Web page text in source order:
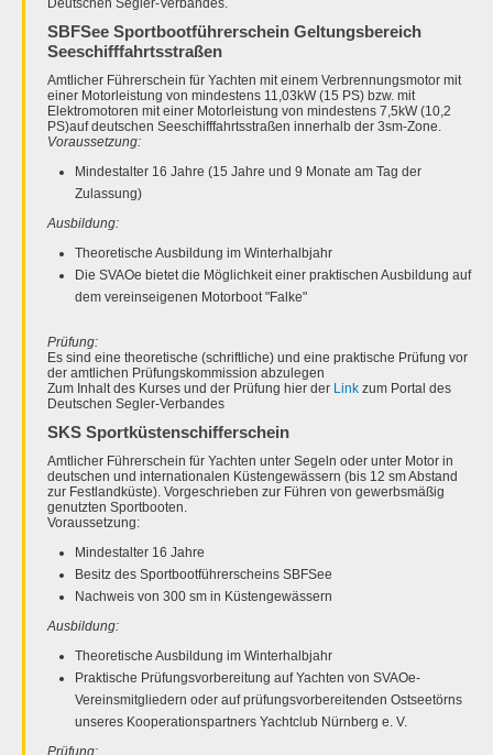
SBFSee Sportbootführerschein Geltungsbereich
Seeschifffahrtsstraßen
Amtlicher Führerschein für Yachten mit einem Verbrennungsmotor mit
einer Motorleistung von mindestens 11,03kW (15 PS) bzw. mit
Elektromotoren mit einer Motorleistung von mindestens 7,5kW (10,2
PS)auf deutschen Seeschifffahrtsstraßen innerhalb der 3sm-Zone.
Voraussetzung:
Mindestalter 16 Jahre (15 Jahre und 9 Monate am Tag der
Zulassung)
Ausbildung:
Theoretische Ausbildung im Winterhalbjahr
Die SVAOe bietet die Möglichkeit einer praktischen Ausbildung auf
dem vereinseigenen Motorboot "Falke"
Prüfung:
Es sind eine theoretische (schriftliche) und eine praktische Prüfung vor
der amtlichen Prüfungskommission abzulegen
Zum Inhalt des Kurses und der Prüfung hier der Link zum Portal des
Deutschen Segler-Verbandes
SKS Sportküstenschifferschein
Amtlicher Führerschein für Yachten unter Segeln oder unter Motor in
deutschen und internationalen Küstengewässern (bis 12 sm Abstand
zur Festlandküste). Vorgeschrieben zur Führen von gewerbsmäßig
genutzten Sportbooten.
Voraussetzung:
Mindestalter 16 Jahre
Besitz des Sportbootführerscheins SBFSee
Nachweis von 300 sm in Küstengewässern
Ausbildung:
Theoretische Ausbildung im Winterhalbjahr
Praktische Prüfungsvorbereitung auf Yachten von SVAOe-
Vereinsmitgliedern oder auf prüfungsvorbereitenden Ostseetörns
unseres Kooperationspartners Yachtclub Nürnberg e. V.
Prüfung: